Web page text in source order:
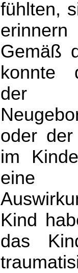
fühlten,
Gemäß
konnte
der
oder der
im
eine
Kind
das